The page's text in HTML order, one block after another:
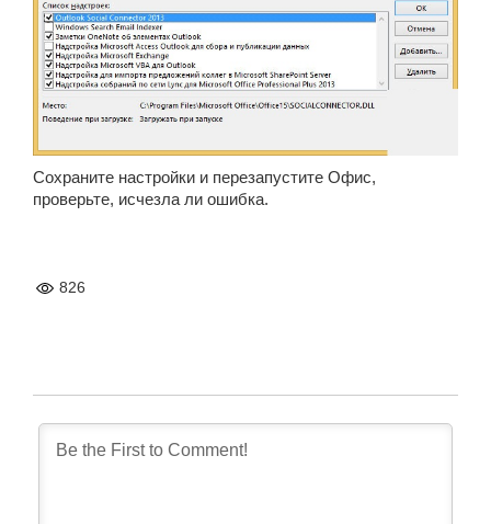
Сохраните настройки и перезапустите Офис,
проверьте, исчезла ли ошибка.
826